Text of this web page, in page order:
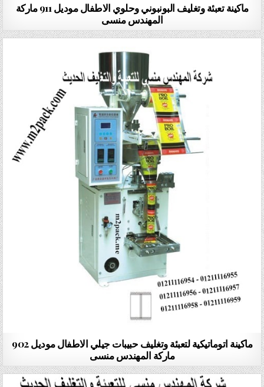
ماكينة تعبئة وتغليف البونبوني وحلوي الاطفال موديل 911 ماركة
المهندس منسى
ماكينة اتوماتيكية لتعبئة وتغليف حبيبات جيلي الاطفال موديل 902
ماركة المهندس منسى